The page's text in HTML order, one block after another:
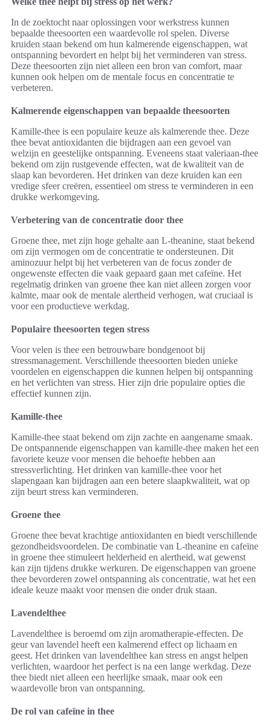
In de zoektocht naar oplossingen voor werkstress kunnen
bepaalde theesoorten een waardevolle rol spelen. Diverse
kruiden staan bekend om hun kalmerende eigenschappen, wat
ontspanning bevordert en helpt bij het verminderen van stress.
Deze theesoorten zijn niet alleen een bron van comfort, maar
kunnen ook helpen om de mentale focus en concentratie te
verbeteren.
Kalmerende eigenschappen van bepaalde theesoorten
Kamille-thee is een populaire keuze als kalmerende thee. Deze
thee bevat antioxidanten die bijdragen aan een gevoel van
welzijn en geestelijke ontspanning. Eveneens staat valeriaan-thee
bekend om zijn rustgevende effecten, wat de kwaliteit van de
slaap kan bevorderen. Het drinken van deze kruiden kan een
vredige sfeer creëren, essentieel om stress te verminderen in een
drukke werkomgeving.
Verbetering van de concentratie door thee
Groene thee, met zijn hoge gehalte aan L-theanine, staat bekend
om zijn vermogen om de concentratie te ondersteunen. Dit
aminozuur helpt bij het verbeteren van de focus zonder de
ongewenste effecten die vaak gepaard gaan met cafeïne. Het
regelmatig drinken van groene thee kan niet alleen zorgen voor
kalmte, maar ook de mentale alertheid verhogen, wat cruciaal is
voor een productieve werkdag.
Populaire theesoorten tegen stress
Voor velen is thee een betrouwbare bondgenoot bij
stressmanagement. Verschillende theesoorten bieden unieke
voordelen en eigenschappen die kunnen helpen bij ontspanning
en het verlichten van stress. Hier zijn drie populaire opties die
effectief kunnen zijn.
Kamille-thee
Kamille-thee staat bekend om zijn zachte en aangename smaak.
De ontspannende eigenschappen van kamille-thee maken het een
favoriete keuze voor mensen die behoefte hebben aan
stressverlichting. Het drinken van kamille-thee voor het
slapengaan kan bijdragen aan een betere slaapkwaliteit, wat op
zijn beurt stress kan verminderen.
Groene thee
Groene thee bevat krachtige antioxidanten en biedt verschillende
gezondheidsvoordelen. De combinatie van L-theanine en cafeïne
in groene thee stimuleert helderheid en alertheid, wat gewenst
kan zijn tijdens drukke werkuren. De eigenschappen van groene
thee bevorderen zowel ontspanning als concentratie, wat het een
ideale keuze maakt voor mensen die onder druk staan.
Lavendelthee
Lavendelthee is beroemd om zijn aromatherapie-effecten. De
geur van lavendel heeft een kalmerend effect op lichaam en
geest. Het drinken van lavendelthee kan stress en angst helpen
verlichten, waardoor het perfect is na een lange werkdag. Deze
thee biedt niet alleen een heerlijke smaak, maar ook een
waardevolle bron van ontspanning.
De rol van cafeïne in thee